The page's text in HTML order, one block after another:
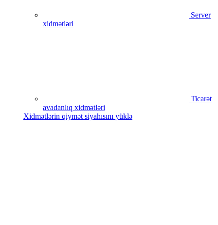
Server
xidmətləri
Ticarət
avadanlıq xidmətləri
Xidmətlərin qiymət siyahısını yüklə